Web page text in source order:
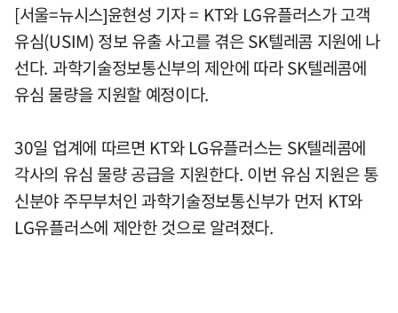
[서울=뉴시스]윤현성 기자 = KT와 LG유플러스가 고객
유심(USIM) 정보 유출 사고를 겪은 SK텔레콤 지원에 나
선다. 과학기술정보통신부의 제안에 따라 SK텔레콤에
유심 물량을 지원할 예정이다.
30일 업계에 따르면 KT와 LG유플러스는 SK텔레콤에
각사의 유심 물량 공급을 지원한다. 이번 유심 지원은 통
신분야 주무부처인 과학기술정보통신부가 먼저 KT와
LG유플러스에 제안한 것으로 알려졌다.